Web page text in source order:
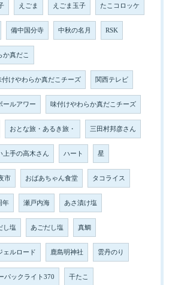
えごま えごま玉子 たこコロッケ
備中国分寺 中秋の名月 RSK
か真だこ
けやわらか真だこチーズ 関西テレビ
ールアワー 味付けやわらか真だこチーズ
おとな旅・あるき旅・ 三田村邦彦さん
上手の高木さん ハート 星
市 おばあちゃん食堂 タコライス
年 瀬戸内海 あさ漬け塩
し塩 あごだし塩 真鯛
ェルロード 鹿島明神社 雲丹のり
パックライト370 干たこ